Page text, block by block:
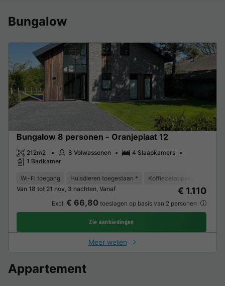
Bungalow
Bungalow 8 personen - Oranjeplaat 12
212m2 8 Volwassenen
4 Slaapkamers
1 Badkamer
Wi-Fi toegang Huisdieren toegestaan * Koffiezetapparaat
Van 18 tot 21 nov, 3 nachten, Vanaf
€ 1.110
Excl. € 66,80 toeslagen op basis van 2 personen
Zie aanbiedingen
Meer weten
Appartement